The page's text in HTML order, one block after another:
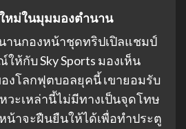
หม่ในมุมมองตำนาน
านกองหน้าชุดทริปเปิลแชมป์
ห้กับ Sky Sports มองเห็น
งโลกฟุตบอลยุคนี้ เขายอมรับ
วะเหล่านี้ไม่มีทางเป็นจุดโทษ
น้าจะฝืนยืนให้ได้เพื่อทำประตู